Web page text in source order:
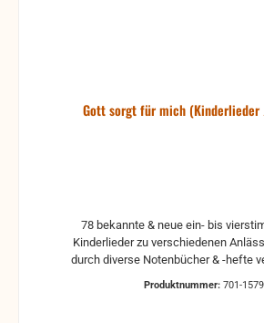
Gott sorgt für mich (Kinderlieder
Kinderlieder zu verschiedenen Anlässen Die
durch diverse Notenbücher & -hefte
Produktnummer: 701-1579